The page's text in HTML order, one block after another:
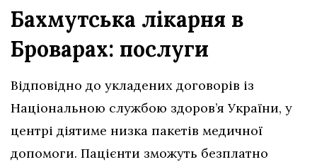
Бахмутська лікарня в
Броварах: послуги
Відповідно до укладених договорів із
Національною службою здоров’я України, у
центрі діятиме низка пакетів медичної
допомоги. Пацієнти зможуть безплатно